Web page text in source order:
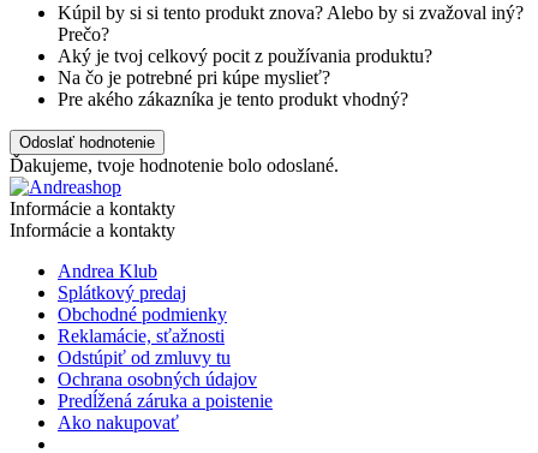
Kúpil by si si tento produkt znova? Alebo by si zvažoval iný?
Prečo?
Aký je tvoj celkový pocit z používania produktu?
Na čo je potrebné pri kúpe myslieť?
Pre akého zákazníka je tento produkt vhodný?
Odoslať hodnotenie
Ďakujeme, tvoje hodnotenie bolo odoslané.
Informácie a kontakty
Informácie a kontakty
Andrea Klub
Splátkový predaj
Obchodné podmienky
Reklamácie, sťažnosti
Odstúpiť od zmluvy tu
Ochrana osobných údajov
Predĺžená záruka a poistenie
Ako nakupovať